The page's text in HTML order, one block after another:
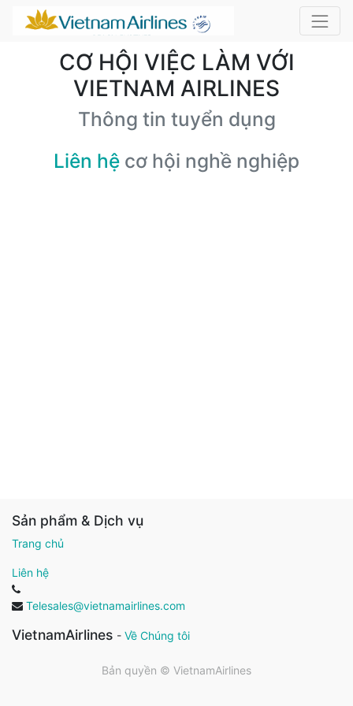
CƠ HỘI VIỆC LÀM VỚI
VIETNAM AIRLINES
Thông tin tuyển dụng
Liên hệ cơ hội nghề nghiệp
Sản phẩm & Dịch vụ
Trang chủ
Liên hệ
Telesales@vietnamairlines.com
VietnamAirlines - Về Chúng tôi
Bản quyền © VietnamAirlines